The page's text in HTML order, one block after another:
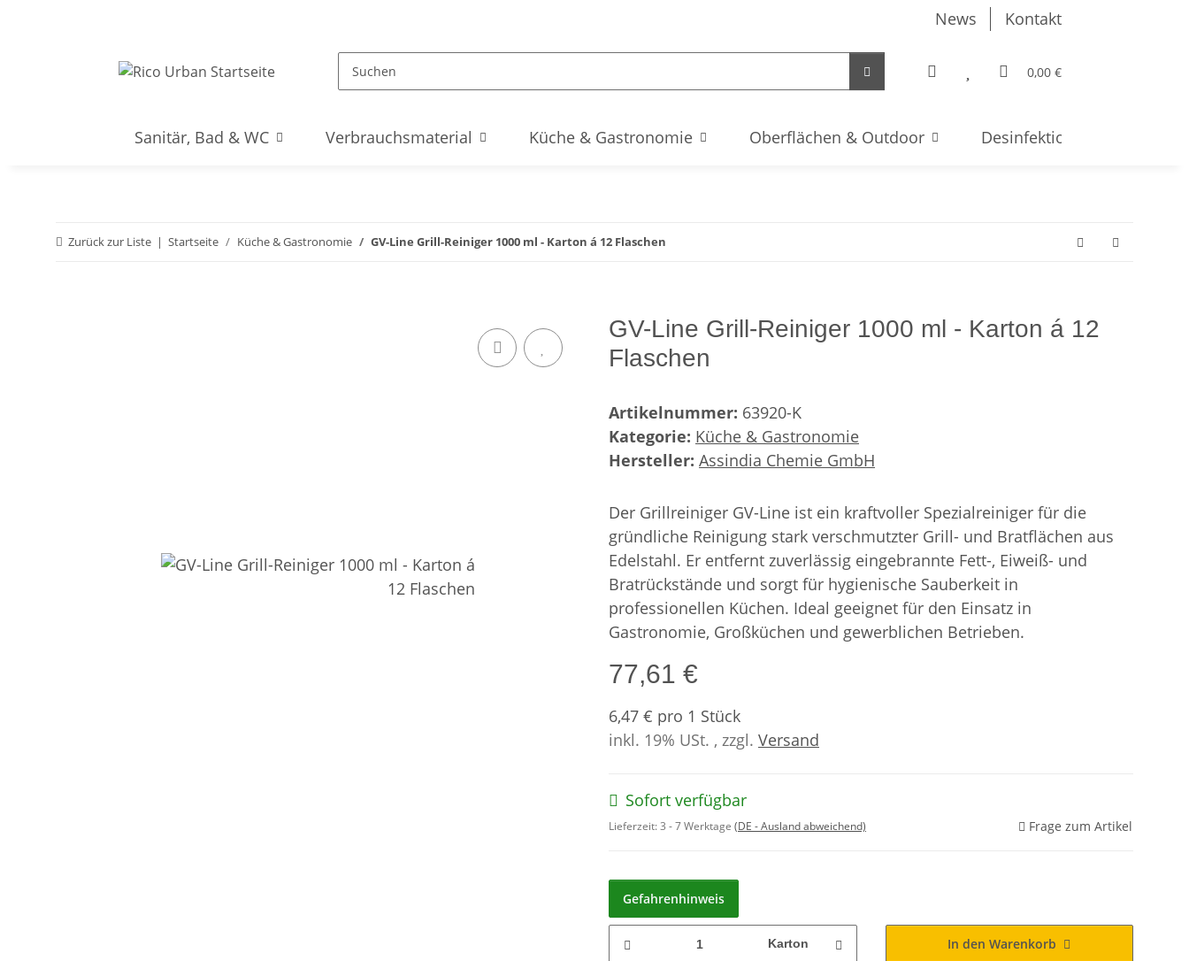
News Kontakt
0,00 €
Sanitär, Bad & WC Verbrauchsmaterial Küche & Gastronomie Oberflächen & Outdoor Desinfektion & Hygiene
Zurück zur Liste Startseite Küche & Gastronomie GV-Line Grill-Reiniger 1000 ml - Karton á 12 Flaschen
GV-Line Grill-Reiniger 1000 ml - Karton á 12
Flaschen
Artikelnummer: 63920-K
Kategorie: Küche & Gastronomie
Hersteller: Assindia Chemie GmbH
Der Grillreiniger GV-Line ist ein kraftvoller Spezialreiniger für die
gründliche Reinigung stark verschmutzter Grill- und Bratflächen aus
Edelstahl. Er entfernt zuverlässig eingebrannte Fett-, Eiweiß- und
Bratrückstände und sorgt für hygienische Sauberkeit in
professionellen Küchen. Ideal geeignet für den Einsatz in
Gastronomie, Großküchen und gewerblichen Betrieben.
77,61 €
6,47 € pro 1 Stück
inkl. 19% USt. , zzgl. Versand
Sofort verfügbar
Lieferzeit:3 - 7 Werktage (DE - Ausland abweichend) Frage zum Artikel
Gefahrenhinweis
Karton In den Warenkorb